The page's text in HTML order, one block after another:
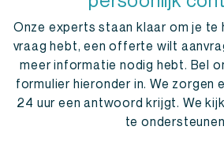
Onze experts staan klaar om je te
vraag hebt, een offerte wilt
meer informatie nodig hebt. Bel
formulier hieronder in. We zorgen
24 uur een antwoord krijgt. We
te